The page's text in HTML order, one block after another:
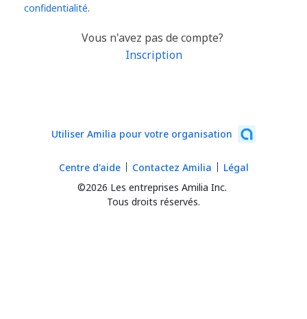
confidentialité.
Vous n'avez pas de compte?
Inscription
Utiliser Amilia pour votre organisation
©2026 Les entreprises Amilia Inc.
Tous droits réservés.
Centre d'aide Contactez Amilia Légal